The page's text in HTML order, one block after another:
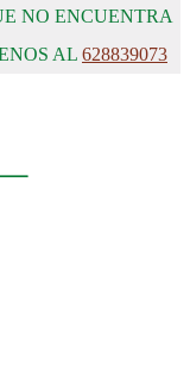
NO ENCUENTRA
AL 628839073